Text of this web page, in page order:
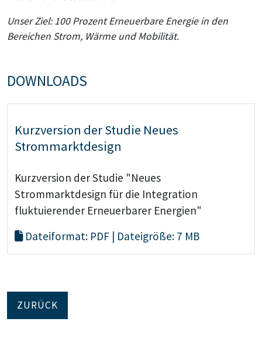
Unser Ziel: 100 Prozent Erneuerbare Energie in den
Bereichen Strom, Wärme und Mobilität.
DOWNLOADS
Kurzversion der Studie Neues
Strommarktdesign
Kurzversion der Studie "Neues
Strommarktdesign für die Integration
fluktuierender Erneuerbarer Energien"
Dateiformat: PDF | Dateigröße: 7 MB
ZURÜCK